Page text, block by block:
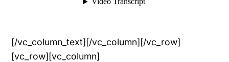
[/vc_column_text][/vc_column][/vc_row]
[vc_row][vc_column]